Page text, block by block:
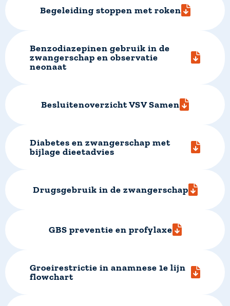
Begeleiding stoppen met roken
Benzodiazepinen gebruik in de
zwangerschap en observatie
neonaat
Besluitenoverzicht VSV Samen
Diabetes en zwangerschap met
bijlage dieetadvies
Drugsgebruik in de zwangerschap
GBS preventie en profylaxe
Groeirestrictie in anamnese 1e lijn
flowchart